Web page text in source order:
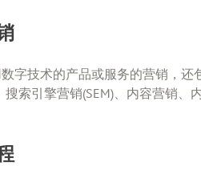
字技术的产品或服务的营销，
搜索引擎营销(SEM)、内容营销